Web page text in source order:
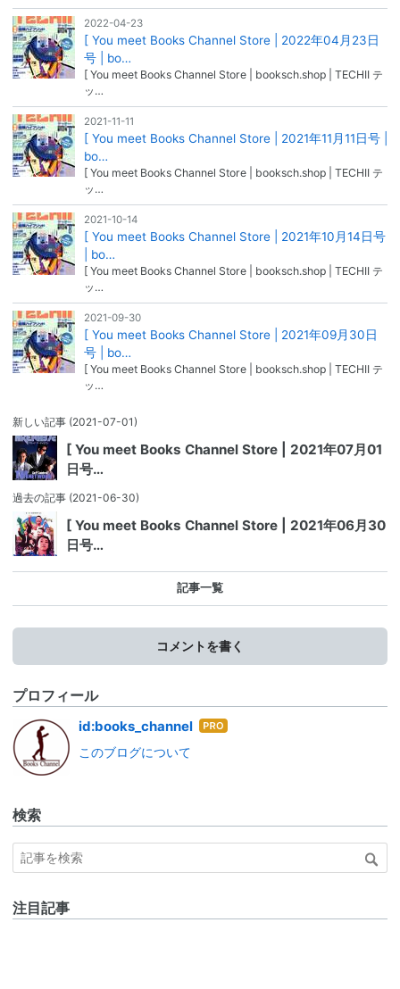
2022-04-23
[ You meet Books Channel Store | 2022年04月23日
号 | bo…
[ You meet Books Channel Store | booksch.shop | TECHII テ
ッ…
2021-11-11
[ You meet Books Channel Store | 2021年11月11日号 |
bo…
[ You meet Books Channel Store | booksch.shop | TECHII テ
ッ…
2021-10-14
[ You meet Books Channel Store | 2021年10月14日号
| bo…
[ You meet Books Channel Store | booksch.shop | TECHII テ
ッ…
2021-09-30
[ You meet Books Channel Store | 2021年09月30日
号 | bo…
[ You meet Books Channel Store | booksch.shop | TECHII テ
ッ…
新しい記事 (2021-07-01)
[ You meet Books Channel Store | 2021年07月01
日号…
過去の記事 (2021-06-30)
[ You meet Books Channel Store | 2021年06月30
日号…
記事一覧
コメントを書く
プロフィール
id:books_channel はて
このブログについて
検索
注目記事